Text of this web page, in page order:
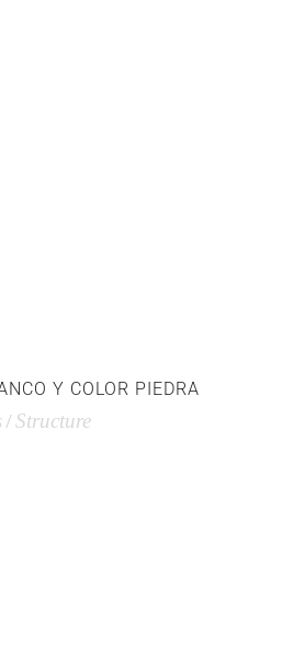
Y COLOR PIEDRA
Structure